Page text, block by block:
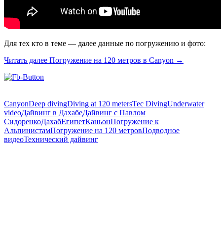
Для тех кто в теме — далее данные по погружению и фото:
Читать далее Погружение на 120 метров в Canyon →
CanyonDeep divingDiving at 120 metersTec DivingUnderwater
videoДайвинг в ДахабеДайвинг с Павлом
СидоренкоДахабЕгипетКаньонПогружение к
АльпинистамПогружение на 120 метровПодводное
видеоТехнический дайвинг